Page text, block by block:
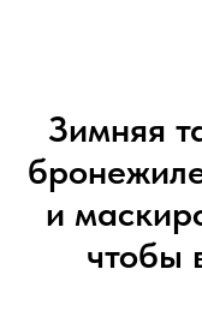
Зимняя
и
чтобы